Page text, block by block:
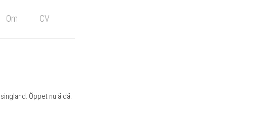
Om CV
Öppet nu å då.